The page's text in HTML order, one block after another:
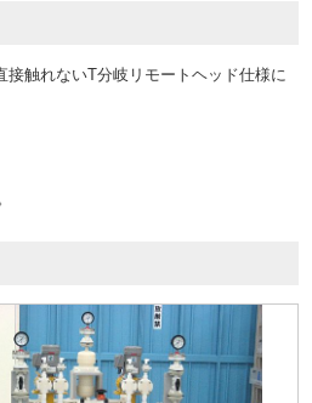
触れないT分岐リモートヘッド仕様に